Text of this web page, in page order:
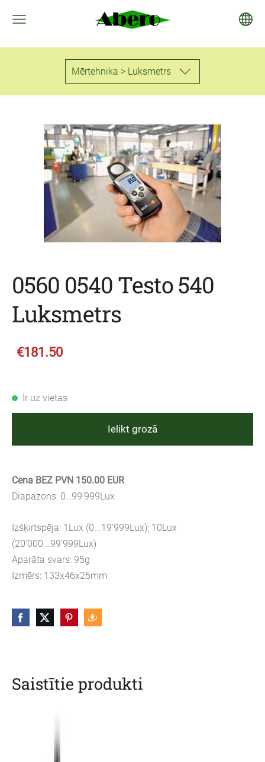
Mērtehnika > Luksmetrs
0560 0540 Testo 540
Luksmetrs
€181.50
Ir uz vietas
Ielikt grozā
Cena BEZ PVN 150.00 EUR
Diapazons: 0…99’999Lux
Izšķirtspēja: 1Lux (0...19’999Lux); 10Lux
(20’000...99’999Lux)
Aparāta svars: 95g
Izmērs: 133x46x25mm
Saistītie produkti